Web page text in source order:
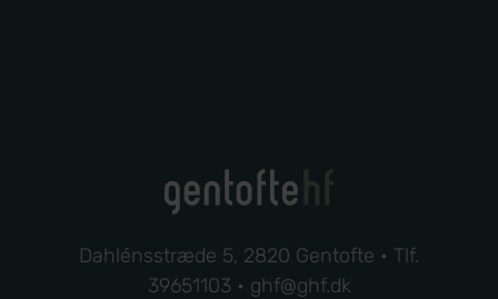
Dahlénsstræde 5, 2820 Gentofte • Tlf.
39651103 • ghf@ghf.dk